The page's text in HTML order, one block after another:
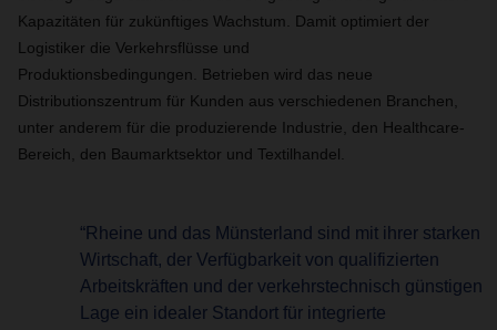
Kapazitäten für zukünftiges Wachstum. Damit optimiert der
Logistiker die Verkehrsflüsse und
Produktionsbedingungen. Betrieben wird das neue
Distributionszentrum für Kunden aus verschiedenen Branchen,
unter anderem für die produzierende Industrie, den Healthcare-
Bereich, den Baumarktsektor und Textilhandel.
“Rheine und das Münsterland sind mit ihrer starken
Wirtschaft, der Verfügbarkeit von qualifizierten
Arbeitskräften und der verkehrstechnisch günstigen
Lage ein idealer Standort für integrierte